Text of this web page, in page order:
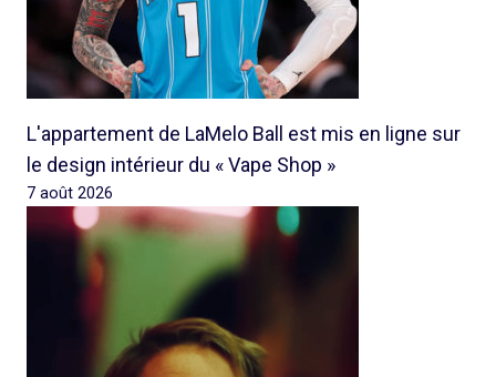
L'appartement de LaMelo Ball est mis en ligne sur
le design intérieur du « Vape Shop »
7 août 2026